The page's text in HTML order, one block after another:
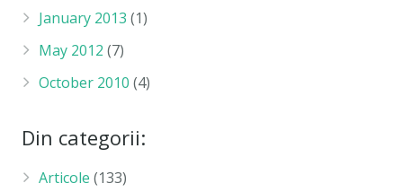
January 2013 (1)
May 2012 (7)
October 2010 (4)
Din categorii:
Articole (133)